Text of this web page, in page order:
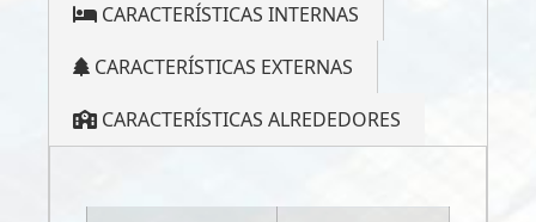
CARACTERÍSTICAS INTERNAS
CARACTERÍSTICAS EXTERNAS
CARACTERÍSTICAS ALREDEDORES